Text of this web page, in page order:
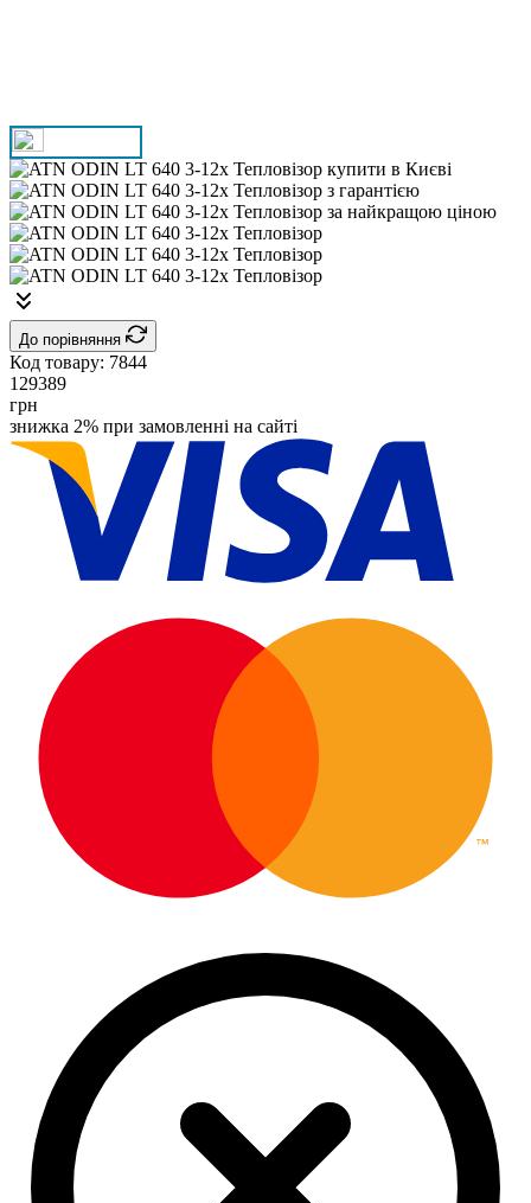
До порівняння
Код товару: 7844
129389
грн
знижка 2% при замовленні на сайті